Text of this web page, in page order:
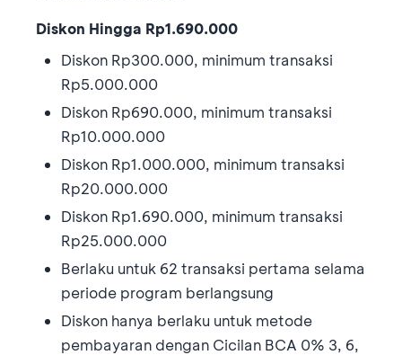
Diskon Hingga Rp1.690.000
Diskon Rp300.000, minimum transaksi
Rp5.000.000
Diskon Rp690.000, minimum transaksi
Rp10.000.000
Diskon Rp1.000.000, minimum transaksi
Rp20.000.000
Diskon Rp1.690.000, minimum transaksi
Rp25.000.000
Berlaku untuk 62 transaksi pertama selama
periode program berlangsung
Diskon hanya berlaku untuk metode
pembayaran dengan Cicilan BCA 0% 3, 6,